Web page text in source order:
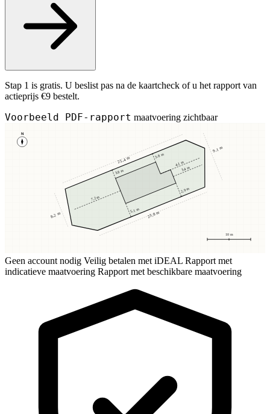
Stap 1 is gratis. U beslist pas na de kaartcheck of u het rapport van
actieprijs €9 bestelt.
Voorbeeld PDF-rapport maatvoering zichtbaar
N
10 m
3,8 m
3,8 m
5,1 m
2,9 m
7,2 m
3,4 m
4,1 m
25,4 m
23,8 m
8,2 m
9,1 m
Geen account nodig Veilig betalen met iDEAL Rapport met
indicatieve maatvoering Rapport met beschikbare maatvoering